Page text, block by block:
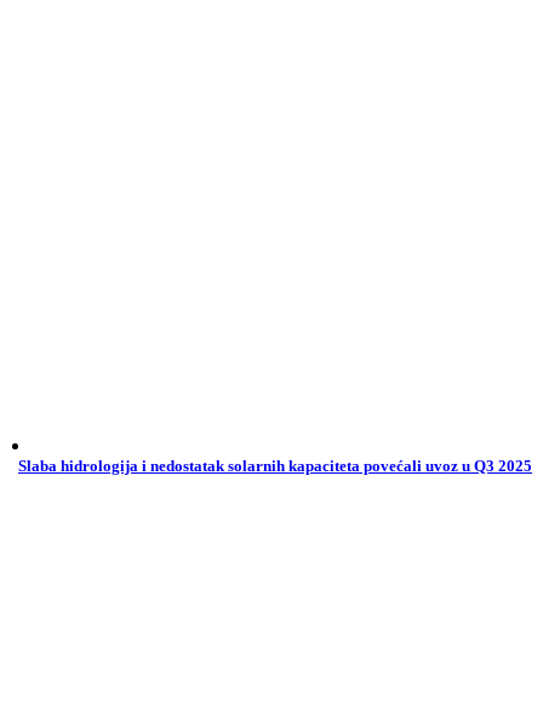
Slaba hidrologija i nedostatak solarnih kapaciteta povećali uvoz u Q3 2025